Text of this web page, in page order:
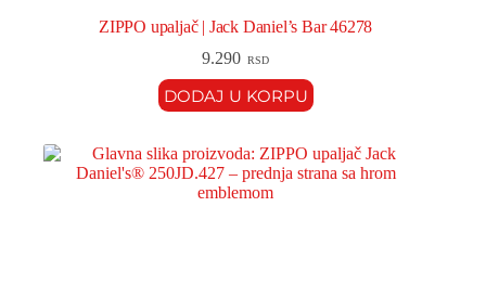
ZIPPO upaljač | Jack Daniel’s Bar 46278
9.290 RSD
DODAJ U KORPU